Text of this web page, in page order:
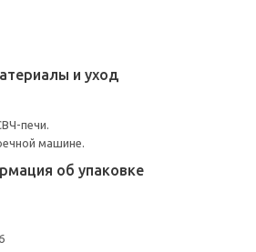
и уход
печи.
машине.
об упаковке